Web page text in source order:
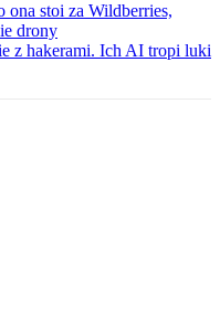
ona stoi za Wildberries,
drony
z hakerami. Ich AI tropi luki